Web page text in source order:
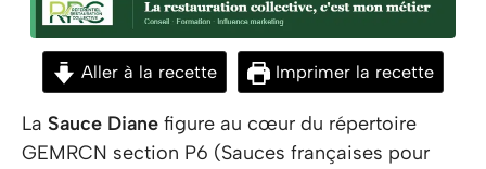
Aller à la recette Imprimer la recette
La Sauce Diane figure au cœur du répertoire
GEMRCN section P6 (Sauces françaises pour